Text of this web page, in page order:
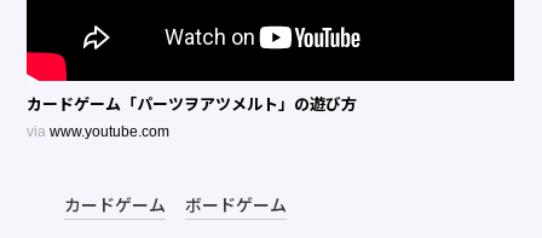
カードゲーム「パーツヲアツメルト」の遊び方
viawww.youtube.com
カードゲーム ボードゲーム